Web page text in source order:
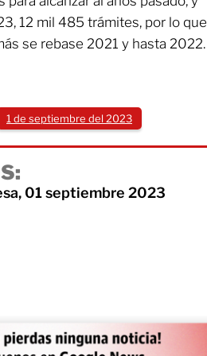
12 mil 485 trámites, por lo que
se rebase 2021 y hasta 2022.
1 de septiembre del 2023
01 septiembre 2023